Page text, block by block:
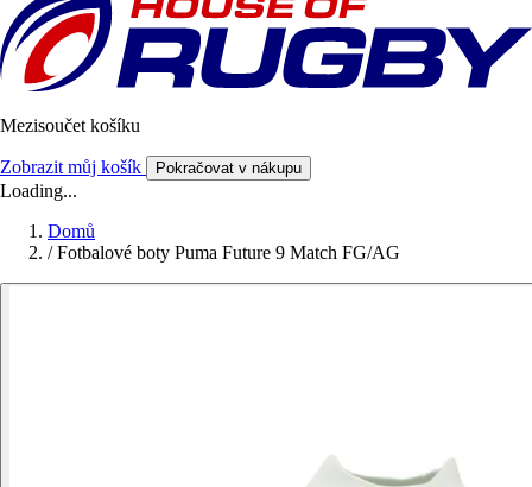
Mezisoučet košíku
Zobrazit můj košík Pokračovat v nákupu
Loading...
Domů
/ Fotbalové boty Puma Future 9 Match FG/AG